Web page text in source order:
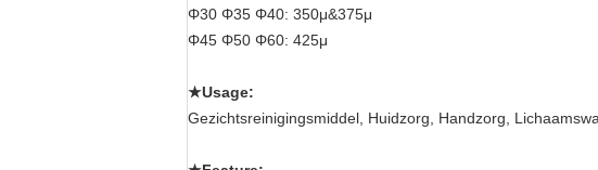
Φ30 Φ35 Φ40: 350μ&375μ
Φ45 Φ50 Φ60: 425μ
★Usage:
Gezichtsreinigingsmiddel, Huidzorg, Handzorg,